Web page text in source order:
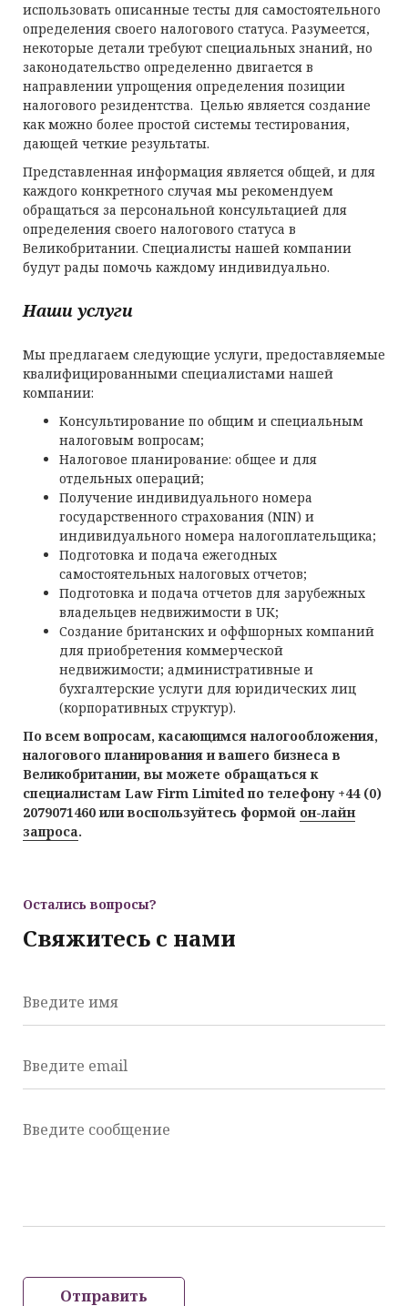
использовать описанные тесты для самостоятельного
определения своего налогового статуса. Разумеется,
некоторые детали требуют специальных знаний, но
законодательство определенно двигается в
направлении упрощения определения позиции
налогового резидентства. Целью является создание
как можно более простой системы тестирования,
дающей четкие результаты.
Представленная информация является общей, и для
каждого конкретного случая мы рекомендуем
обращаться за персональной консультацией для
определения своего налогового статуса в
Великобритании. Специалисты нашей компании
будут рады помочь каждому индивидуально.
Наши услуги
Мы предлагаем следующие услуги, предоставляемые
квалифицированными специалистами нашей
компании:
Консультирование по общим и специальным
налоговым вопросам;
Налоговое планирование: общее и для
отдельных операций;
Получение индивидуального номера
государственного страхования (NIN) и
индивидуального номера налогоплательщика;
Подготовка и подача ежегодных
самостоятельных налоговых отчетов;
Подготовка и подача отчетов для зарубежных
владельцев недвижимости в UK;
Создание британских и оффшорных компаний
для приобретения коммерческой
недвижимости; административные и
бухгалтерские услуги для юридических лиц
(корпоративных структур).
По всем вопросам, касающимся налогообложения,
налогового планирования и вашего бизнеса в
Великобритании, вы можете обращаться к
специалистам Law Firm Limited по телефону +44 (0)
2079071460 иливоспользуйтесь формой он-лайн
запроса.
Остались вопросы?
Свяжитесь с нами
Введите имя
Введите email
Введите сообщение
Отправить